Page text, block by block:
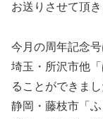
お送りさせて頂き
今月の周年記念
埼玉・所沢市他
ることができまし
静岡・藤枝市「